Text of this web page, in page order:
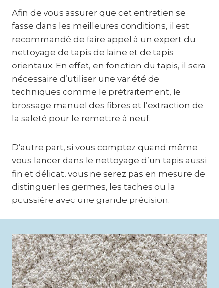
Afin de vous assurer que cet entretien se
fasse dans les meilleures conditions, il est
recommandé de faire appel à un expert du
nettoyage de tapis de laine et de tapis
orientaux. En effet, en fonction du tapis, il sera
nécessaire d’utiliser une variété de
techniques comme le prétraitement, le
brossage manuel des fibres et l’extraction de
la saleté pour le remettre à neuf.
D’autre part, si vous comptez quand même
vous lancer dans le nettoyage d’un tapis aussi
fin et délicat, vous ne serez pas en mesure de
distinguer les germes, les taches ou la
poussière avec une grande précision.